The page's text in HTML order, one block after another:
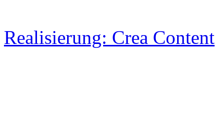
Realisierung: Crea Content